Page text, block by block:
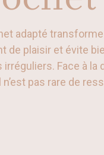
adapté
de plaisir et évite
Face à
pas rare de